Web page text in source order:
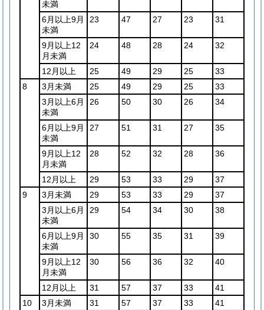
未満
6月以上9月
未満
23 47 27 23 31
9月以上12
月未満
24 48 28 24 32
12月以上 25 49 29 25
33
8
3月未満 25 49 29 25
33
3月以上6月
未満
26 50 30 26 34
6月以上9月
未満
27 51 31 27 35
9月以上12
月未満
28 52 32 28 36
12月以上 29 53 33 29
37
9
3月未満 29 53 33 29
37
3月以上6月
未満
29 54 34 30 38
6月以上9月
未満
30 55 35 31 39
9月以上12
月未満
30 56 36 32 40
12月以上 31 57 37 33
41
10
3月未満 31 57 37 33
41